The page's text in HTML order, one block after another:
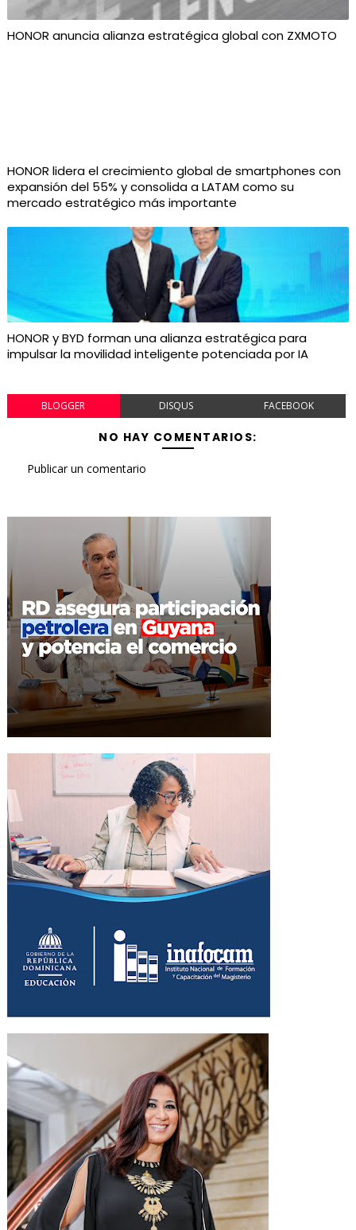
HONOR anuncia alianza estratégica global con ZXMOTO
HONOR lidera el crecimiento global de smartphones con
expansión del 55% y consolida a LATAM como su
mercado estratégico más importante
HONOR y BYD forman una alianza estratégica para
impulsar la movilidad inteligente potenciada por IA
BLOGGER DISQUS FACEBOOK
NO HAY COMENTARIOS:
Publicar un comentario